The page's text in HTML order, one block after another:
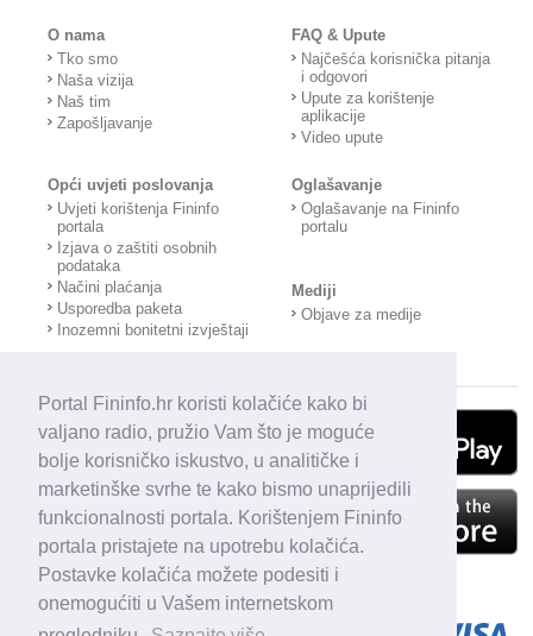
Portal Fininfo.hr koristi kolačiće kako bi
valjano radio, pružio Vam što je moguće
bolje korisničko iskustvo, u analitičke i
marketinške svrhe te kako bismo unaprijedili
funkcionalnosti portala. Korištenjem Fininfo
portala pristajete na upotrebu kolačića.
Postavke kolačića možete podesiti i
onemogućiti u Vašem internetskom
O nama
Tko smo
Naša vizija
Naš tim
Zapošljavanje
FAQ & Upute
Najčešća korisnička pitanja
i odgovori
Upute za korištenje
aplikacije
Video upute
Opći uvjeti poslovanja
Uvjeti korištenja Fininfo
portala
Izjava o zaštiti osobnih
podataka
Načini plaćanja
Usporedba paketa
Inozemni bonitetni izvještaji
Oglašavanje
Oglašavanje na Fininfo
portalu
Mediji
Objave za medije